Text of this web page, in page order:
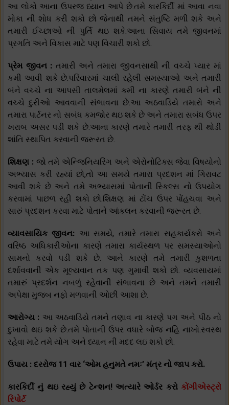
આ લોકો આના ઉપરજ ધ્યાન આપે છે.તમે કારકિર્દી માં આવા નવા
મોકા ની શોધ કરી શકો છો જેનાથી તમને સંતુષ્ટિ મળી શકે અને
તમારી ઈચ્છાઓ ની પુર્તિ થઇ શકે.આના સિવાય તમે જીવનમાં
પ્રગતિ અને વિકાસ માટે પણ વિચારી શકો છો.
પ્રેમ જીવન : તમારી અને તમારા જીવનસાથી ની વચ્ચે પ્યાર માં
કમી આવી શકે છે.પરિવારમાં ચાલી રહેલી સમસ્યાઓ અને તમારી
બંને વચ્ચે ના આપસી તાલમેલમાં કમી ના કારણે તમારી બંને ની
વચ્ચે દુરીઓ આવવાની સંભાવના છે.આ અઠવાડિયે તમારો અને
તમારા પાર્ટનર નો સબંધ કમજોર થઇ શકે છે અને તમારા સબંધ ઉપર
ખરાબ અસર પડી શકે છે.આના કારણે તમારે તમારી તરફ થી થોડી
શાંતિ સ્થાપિત કરવાની જરૂરત છે.
શિક્ષણ : જો તમે એન્જિનિયરિંગ અને એરોનોટિક્સ જેવા વિષયોનો
અભ્યાસ કરી રહ્યાં છો,તો આ સમયે તમારા પ્રદશન માં ગિરાવટ
આવી શકે છે અને તમે અભ્યાસમાં પોતાની સ્કિલ્સ નો ઉપયોગ
કરવામાં પાછળ રહી શકો છો.શિક્ષણ માં ટોંચ ઉપર પોંહચવા અને
સારું પ્રદશન કરવા માટે પોતાને આંકલન કરવાની જરૂરત છે.
વ્યાવસાયિક જીવન: આ સમયે, તમારે તમારા સહકાર્યકરો અને
વરિષ્ઠ અધિકારીઓના કારણે તમારા કાર્યસ્થળ પર સમસ્યાઓનો
સામનો કરવો પડી શકે છે. આને કારણે તમે તમારી કુશળતા
દર્શાવવાની એક મૂલ્યવાન તક પણ ગુમાવી શકો છો. વ્યવસાયમાં
તમારું પ્રદર્શન નબળું રહેવાની સંભાવના છે અને તમને તમારી
અપેક્ષા મુજબ નફો મળવાની ઓછી આશા છે.
આરોગ્ય : આ અઠવાડિયે તમને તણાવ ના કારણે પગ અને પીઠ નો
દુખાવો થઇ શકે છે.તમે પોતાની ઉપર વધારે બોજ નહિ નાખો.સ્વસ્થ
રહેવા માટે તમે યોગ અને ધ્યાન ની મદદ લઇ શકો છો.
ઉપાય : દરરોજ 11 વાર ‘ઓમ હનુમતે નમઃ’ મંત્ર નો જાપ કરો.
કારકિર્દી નું થઇ રહ્યું છે ટેન્શન! અત્યારે ઓર્ડર કરો કોંગીએસ્ટ્રો
રિપોર્ટ